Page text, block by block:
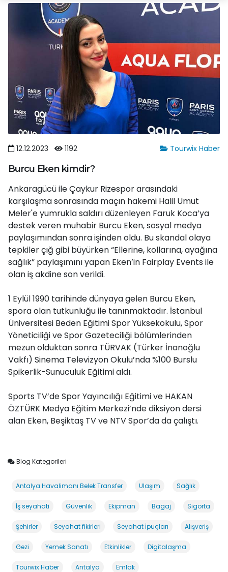
Tourwix Haber
12.12.2023 1192
Burcu Eken kimdir?
Ankaragücü ile Çaykur Rizespor arasındaki
karşılaşma sonrasında maçın hakemi Halil Umut
Meler'e yumrukla saldırı düzenleyen Faruk Koca’ya
destek veren muhabir Burcu Eken, sosyal medya
paylaşımından sonra işinden oldu. Bu skandal olaya
tepkiler çığ gibi büyürken “Ellerine, kollarına, ayağına
sağlık” paylaşımını yapan Eken’in Fairplay Events ile
olan iş akdine son verildi.
1 Eylül 1990 tarihinde dünyaya gelen Burcu Eken,
spora olan tutkunluğu ile tanınmaktadır. İstanbul
Üniversitesi Beden Eğitimi Spor Yüksekokulu, Spor
Yöneticiliği ve Spor Gazeteciliği bölümlerinden
mezun olduktan sonra TÜRVAK (Türker İnanoğlu
Vakfı) Sinema Televizyon Okulu’nda %100 Burslu
Spikerlik-Sunuculuk Eğitimi aldı.
Sports TV’de Spor Yayıncılığı Eğitimi ve HAKAN
ÖZTÜRK Medya Eğitim Merkezi’nde diksiyon dersi
alan Eken, Beşiktaş TV ve NTV Spor’da da çalıştı.
Blog Kategorileri
Antalya Havalimanı Belek Transfer Ulaşım Sağlık
İş seyahati Güvenlik Ekipman Bagaj Sigorta
Şehirler Seyahat fikirleri Seyahat İpuçları Alışveriş
Gezi Yemek Sanatı Etkinlikler Digitalaşma
Tourwix Haber Antalya Emlak